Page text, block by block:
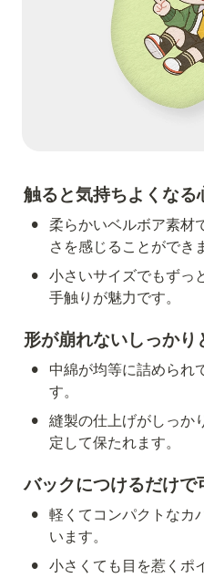
触ると気持ちよくなる
• 柔らかいベルボア素材
さを感じることができ
• 小さいサイズでもずっ
手触りが魅力です。
形が崩れないしっか
•
中綿が均等に詰められ
す。
• 縫製の仕上げがしっか
定して保たれます。
バックにつけるだけで
• 軽くてコンパクトなカ
います。
• 小さくても目を惹くポ